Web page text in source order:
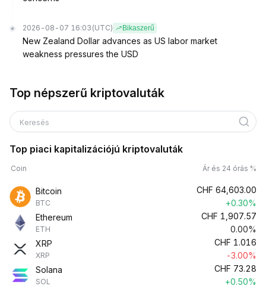
2026-08-07 16:03 (UTC) Bikaszerű
New Zealand Dollar advances as US labor market
weakness pressures the USD
Top népszerű kriptovaluták
Keresés
Top piaci kapitalizációjú kriptovaluták
Coin Ár és 24 órás %
Bitcoin
BTC
CHF 64,603.00
+0.30%
Ethereum
ETH
CHF 1,907.57
0.00%
XRP
XRP
CHF 1.016
-3.00%
Solana
SOL
CHF 73.28
+0.50%